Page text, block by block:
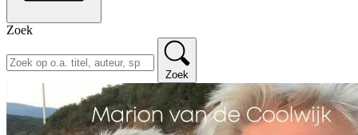
Zoek
Zoek